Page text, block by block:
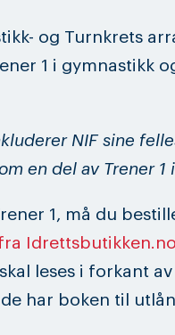
og Turnkrets
1 i gymnastikk
NIF sine
en del av Trener 1
1, må du
Idrettsbutikken.no
leses i forkant
har boken til